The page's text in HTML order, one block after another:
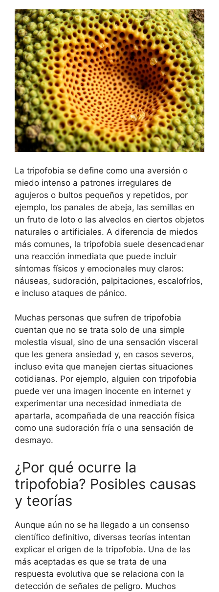
La tripofobia se define como una aversión o
miedo intenso a patrones irregulares de
agujeros o bultos pequeños y repetidos, por
ejemplo, los panales de abeja, las semillas en
un fruto de loto o las alveolos en ciertos objetos
naturales o artificiales. A diferencia de miedos
más comunes, la tripofobia suele desencadenar
una reacción inmediata que puede incluir
síntomas físicos y emocionales muy claros:
náuseas, sudoración, palpitaciones, escalofríos,
e incluso ataques de pánico.
Muchas personas que sufren de tripofobia
cuentan que no se trata solo de una simple
molestia visual, sino de una sensación visceral
que les genera ansiedad y, en casos severos,
incluso evita que manejen ciertas situaciones
cotidianas. Por ejemplo, alguien con tripofobia
puede ver una imagen inocente en internet y
experimentar una necesidad inmediata de
apartarla, acompañada de una reacción física
como una sudoración fría o una sensación de
desmayo.
¿Por qué ocurre la
tripofobia? Posibles causas
y teorías
Aunque aún no se ha llegado a un consenso
científico definitivo, diversas teorías intentan
explicar el origen de la tripofobia. Una de las
más aceptadas es que se trata de una
respuesta evolutiva que se relaciona con la
detección de señales de peligro. Muchos